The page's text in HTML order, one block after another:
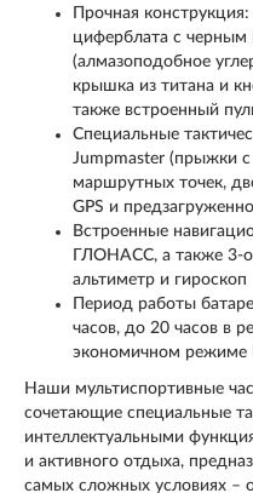
Прочная
циферблата с черным
(алмазоподобное
крышка из титана и
также встроенный
Специальные
Jumpmaster (прыжки
маршрутных точек,
GPS и
Встроенные
ГЛОНАСС, а также 3-
альтиметр и гироскоп
Период работы
часов, до 20 часов в
экономичном режиме
Наши мультиспортивные
сочетающие специальные
интеллектуальными
и активного отдыха,
самых сложных условиях –